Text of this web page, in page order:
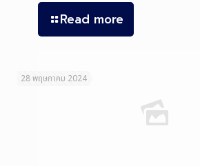
Read more
28 พฤษภาคม 2024